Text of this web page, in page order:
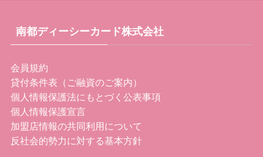
南都ディーシーカード株式会社
会員規約
貸付条件表（ご融資のご案内）
個人情報保護法にもとづく公表事項
個人情報保護宣言
加盟店情報の共同利用について
反社会的勢力に対する基本方針